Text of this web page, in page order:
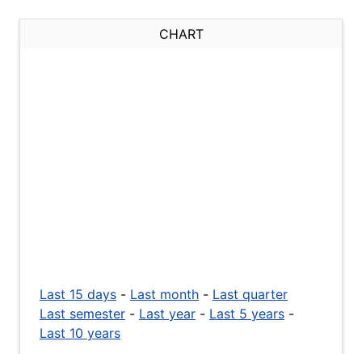
CHART
Last 15 days - Last month - Last quarter
Last semester - Last year - Last 5 years -
Last 10 years